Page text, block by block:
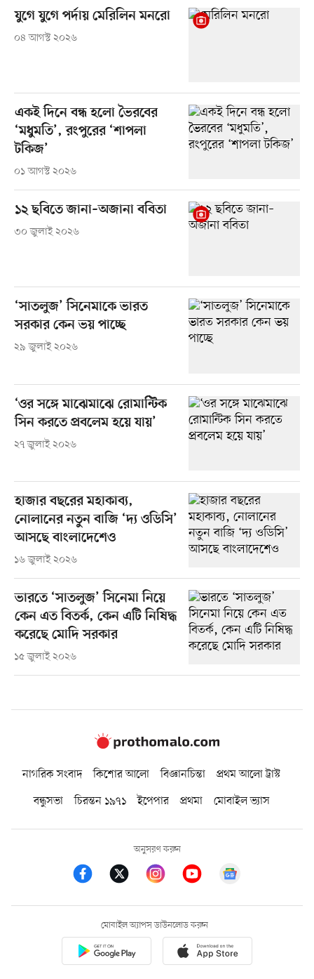
যুগে যুগে পর্দায় মেরিলিন মনরো
০৪ আগস্ট ২০২৬
একই দিনে বন্ধ হলো ভৈরবের
‘মধুমতি’, রংপুরের ‘শাপলা
টকিজ’
০১ আগস্ট ২০২৬
১২ ছবিতে জানা–অজানা ববিতা
৩০ জুলাই ২০২৬
‘সাতলুজ’ সিনেমাকে ভারত
সরকার কেন ভয় পাচ্ছে
২৯ জুলাই ২০২৬
‘ওর সঙ্গে মাঝেমাঝে রোমান্টিক
সিন করতে প্রবলেম হয়ে যায়’
২৭ জুলাই ২০২৬
হাজার বছরের মহাকাব্য,
নোলানের নতুন বাজি ‘দ্য ওডিসি’
আসছে বাংলাদেশেও
১৬ জুলাই ২০২৬
ভারতে ‘সাতলুজ’ সিনেমা নিয়ে
কেন এত বিতর্ক, কেন এটি নিষিদ্ধ
করেছে মোদি সরকার
১৫ জুলাই ২০২৬
নাগরিক সংবাদ কিশোর আলো বিজ্ঞানচিন্তা
প্রথম আলো ট্রাস্ট
বন্ধুসভা
চিরন্তন ১৯৭১ ইপেপার প্রথমা মোবাইল ভ্যাস
অনুসরণ করুন
মোবাইল অ্যাপস ডাউনলোড করুন